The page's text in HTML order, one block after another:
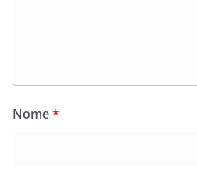
Nome*